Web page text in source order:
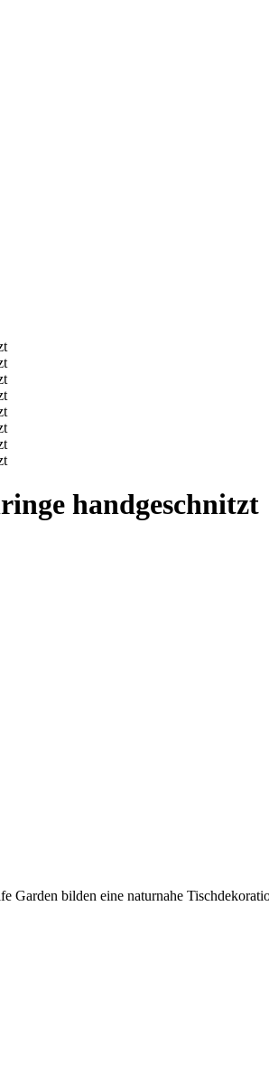
handgeschnitzt
bilden eine naturnahe